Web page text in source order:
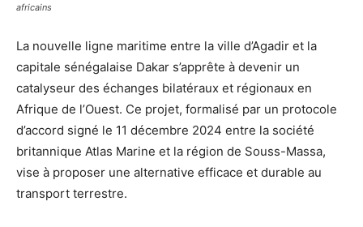
africains
La nouvelle ligne maritime entre la ville d’Agadir et la
capitale sénégalaise Dakar s’apprête à devenir un
catalyseur des échanges bilatéraux et régionaux en
Afrique de l’Ouest. Ce projet, formalisé par un protocole
d’accord signé le 11 décembre 2024 entre la société
britannique Atlas Marine et la région de Souss-Massa,
vise à proposer une alternative efficace et durable au
transport terrestre.